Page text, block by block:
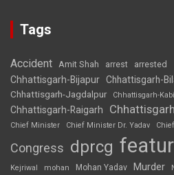
Tags
Accident Amit Shah arrest arrested
Chhattisgarh-Bijapur Chhattisgarh-
Chhattisgarh-Jagdalpur Chhattisgarh-
Chhattisgarh-Raigarh
Chief Minister
Chief Minister Dr. Yadav
Congress dprcg
Kejriwal mohan Mohan Yadav Murder